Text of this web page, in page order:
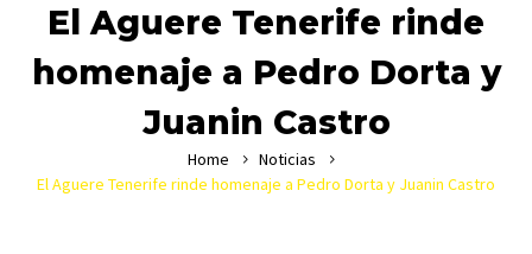
El Aguere Tenerife rinde
homenaje a Pedro Dorta y
Juanin Castro
Home
Noticias
El Aguere Tenerife rinde homenaje a Pedro Dorta y Juanin Castro